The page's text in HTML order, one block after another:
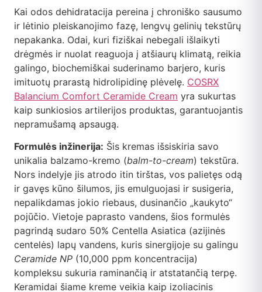
Kai odos dehidratacija pereina į chroniško sausumo
ir lėtinio pleiskanojimo fazę, lengvų gelinių tekstūrų
nepakanka. Odai, kuri fiziškai nebegali išlaikyti
drėgmės ir nuolat reaguoja į atšiaurų klimatą, reikia
galingo, biochemiškai suderinamo barjero, kuris
imituotų prarastą hidrolipidinę plėvelę. COSRX
Balancium Comfort Ceramide Cream yra sukurtas
kaip sunkiosios artilerijos produktas, garantuojantis
nepramušamą apsaugą.
Formulės inžinerija: Šis kremas išsiskiria savo
unikalia balzamo-kremo (balm-to-cream) tekstūra.
Nors indelyje jis atrodo itin tirštas, vos palietęs odą
ir gavęs kūno šilumos, jis emulguojasi ir susigeria,
nepalikdamas jokio riebaus, dusinančio „kaukyto“
pojūčio. Vietoje paprasto vandens, šios formulės
pagrindą sudaro 50% Centella Asiatica (azijinės
centelės) lapų vandens, kuris sinergijoje su galingu
Ceramide NP (10,000 ppm koncentracija)
kompleksu sukuria raminančią ir atstatančią terpę.
Keramidai šiame kreme veikia kaip izoliacinis